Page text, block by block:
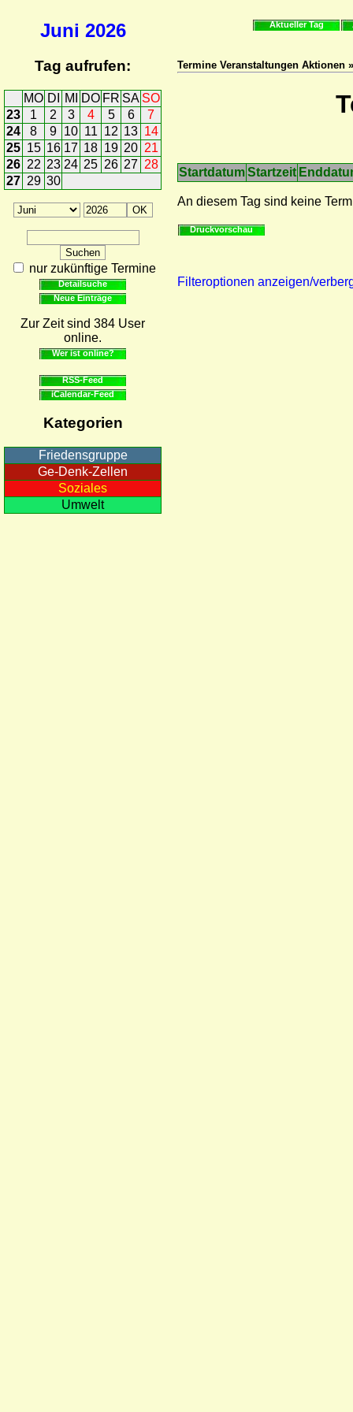
Juni 2026
Tag aufrufen:
MO DI MI DO FR SA SO
23
1 2 3 4 5 6
7
24
8 9 10 11 12 13 14
25 15 16 17 18 19 20 21
26 22 23 24 25 26 27 28
27 29 30
nur zukünftige Termine
Detailsuche
Neue Einträge
Zur Zeit sind 384 User
online.
Wer ist online?
RSS-Feed
iCalendar-Feed
Kategorien
Friedensgruppe
Ge-Denk-Zellen
Soziales
Umwelt
Aktueller Tag
Termine Veranstaltungen Aktionen
StartdatumStartzeit
An diesem Tag sind keine
Druckvorschau
Filteroptionen anzeigen/